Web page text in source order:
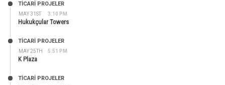
MAY 31ST 3:10 PM
TİCARİ PROJELER
Hukukçular Towers
MAY 25TH 5:51 PM
TİCARİ PROJELER
K Plaza
TİCARİ PROJELER